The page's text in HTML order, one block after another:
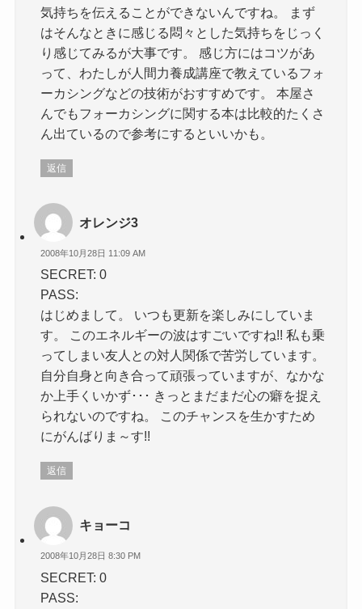
気持ちを伝えることができないんですね。 まず
はそんなときに感じる悶々とした気持ちをじっく
り感じてみるが大事です。 感じ方にはコツがあ
って、わたしが人間力養成講座で教えているフォ
ーカシングなどの技術がおすすめです。 本屋さ
んでもフォーカシングに関する本は比較的たくさ
ん出ているので参考にするといいかも。
返信
オレンジ3
2008年10月28日 11:09 AM
SECRET: 0
PASS:
はじめまして。 いつも更新を楽しみにしていま
す。 このエネルギーの波はすごいですね!! 私も乗
ってしまい友人との対人関係で苦労しています。
自分自身と向き合って頑張っていますが、なかな
か上手くいかず･･･ きっとまだまだ心の癖を捉え
られないのですね。 このチャンスを生かすため
にがんばりま～す!!
返信
キョーコ
2008年10月28日 8:30 PM
SECRET: 0
PASS: